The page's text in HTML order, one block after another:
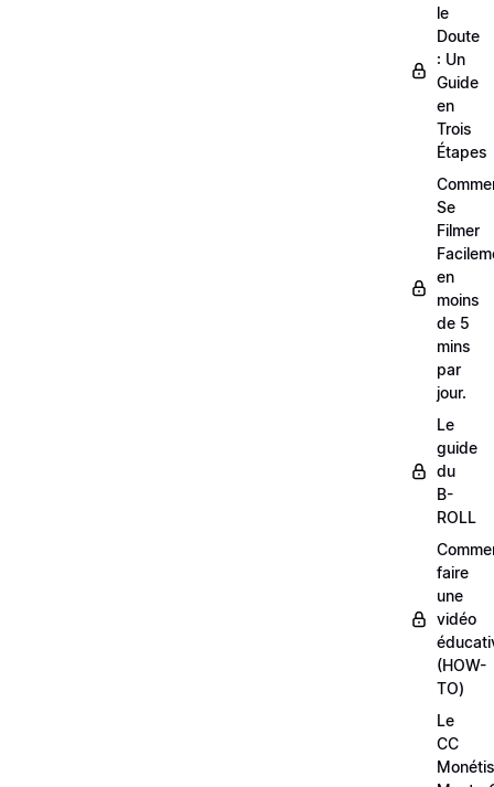
le
Doute
: Un
Guide
en
Trois
Étapes
Se
Filmer
en
moins
de 5
mins
par
jour.
Le
guide
du
B-
ROLL
faire
une
vidéo
(HOW-
TO)
Le
CC